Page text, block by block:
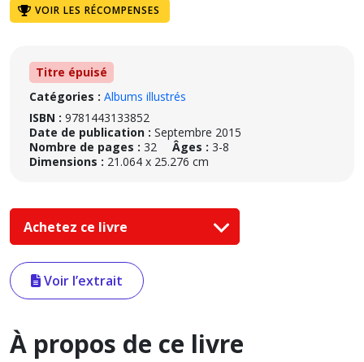
VOIR LES RÉCOMPENSES
Titre épuisé
Catégories : Albums illustrés
ISBN : 9781443133852
Date de publication : Septembre 2015
Nombre de pages : 32 Âges : 3-8
Dimensions : 21.064 x 25.276 cm
Achetez ce livre
Voir l’extrait
À propos de ce livre